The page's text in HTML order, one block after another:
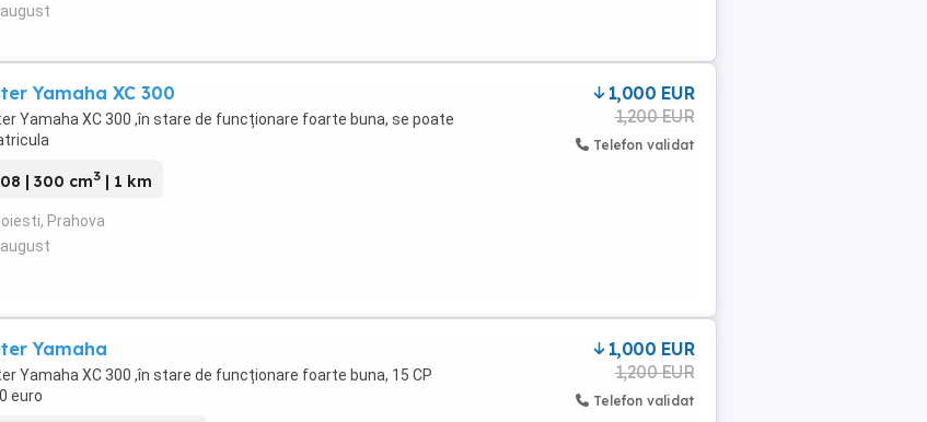
Yamaha XC 300
Yamaha XC 300 ,în stare de funcționare foarte buna, se poate
| 300 cm3 | 1 km
Prahova
1,000 EUR
1,200 EUR
Telefon validat
Yamaha
Yamaha XC 300 ,în stare de funcționare foarte buna, 15 CP
euro
1,000 EUR
1,200 EUR
Telefon validat